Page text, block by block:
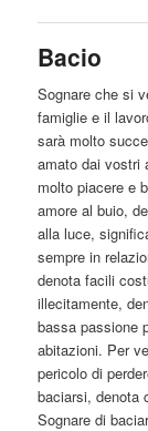
Bacio
Sognare che si
famiglie e il
sarà molto
amato dai vostri
molto piacere e
amore al buio,
alla luce,
sempre in
denota facili
illecitamente,
bassa passione
abitazioni. Per
pericolo di
baciarsi, denota
Sognare di